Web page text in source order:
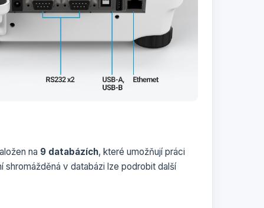
na 9 databázích, které umožňují práci
shromážděná v databázi lze podrobit další